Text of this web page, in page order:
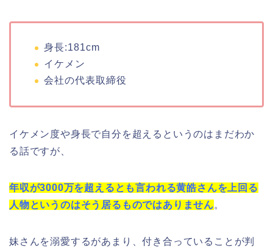
身長:181cm
イケメン
会社の代表取締役
イケメン度や身長で自分を超えるというのはまだわか
る話ですが、
年収が3000万を超えるとも言われる黄皓さんを上回る
人物というのはそう居るものではありません。
妹さんを溺愛するがあまり、付き合っていることが判